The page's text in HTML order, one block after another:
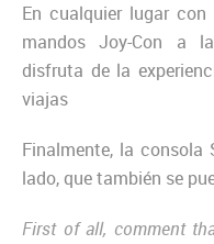
En cualquier lugar
mandos Joy-Con a
disfruta de la
viajas
Finalmente, la
lado, que también se
First of all, comment